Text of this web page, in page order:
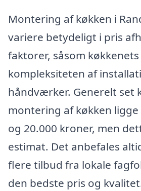
Montering af køkken i
variere betydeligt i pris
faktorer, såsom
kompleksiteten af
håndværker. Generelt set
montering af køkken ligge
og 20.000 kroner, men
estimat. Det anbefales
flere tilbud fra lokale
den bedste pris og